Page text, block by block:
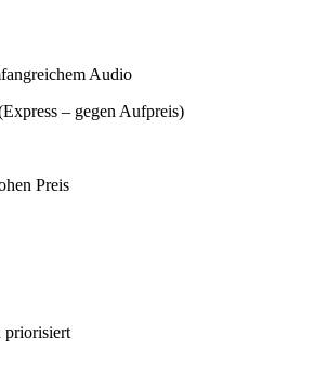
Audio
– gegen Aufpreis)
Preis
priorisiert